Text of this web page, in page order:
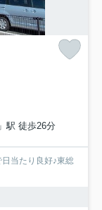
駅 徒歩26分
当たり良好♪東総